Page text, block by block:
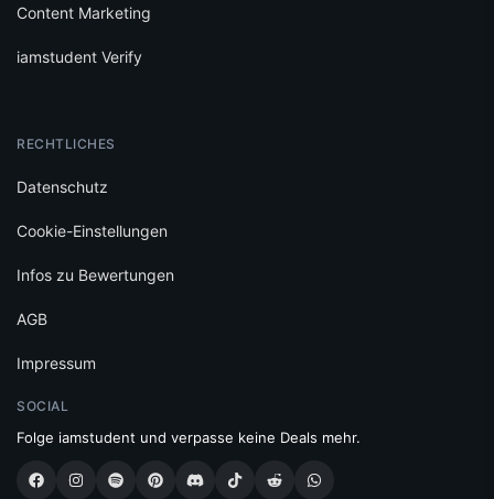
Content Marketing
iamstudent Verify
RECHTLICHES
Datenschutz
Cookie-Einstellungen
Infos zu Bewertungen
AGB
Impressum
SOCIAL
Folge iamstudent und verpasse keine Deals mehr.